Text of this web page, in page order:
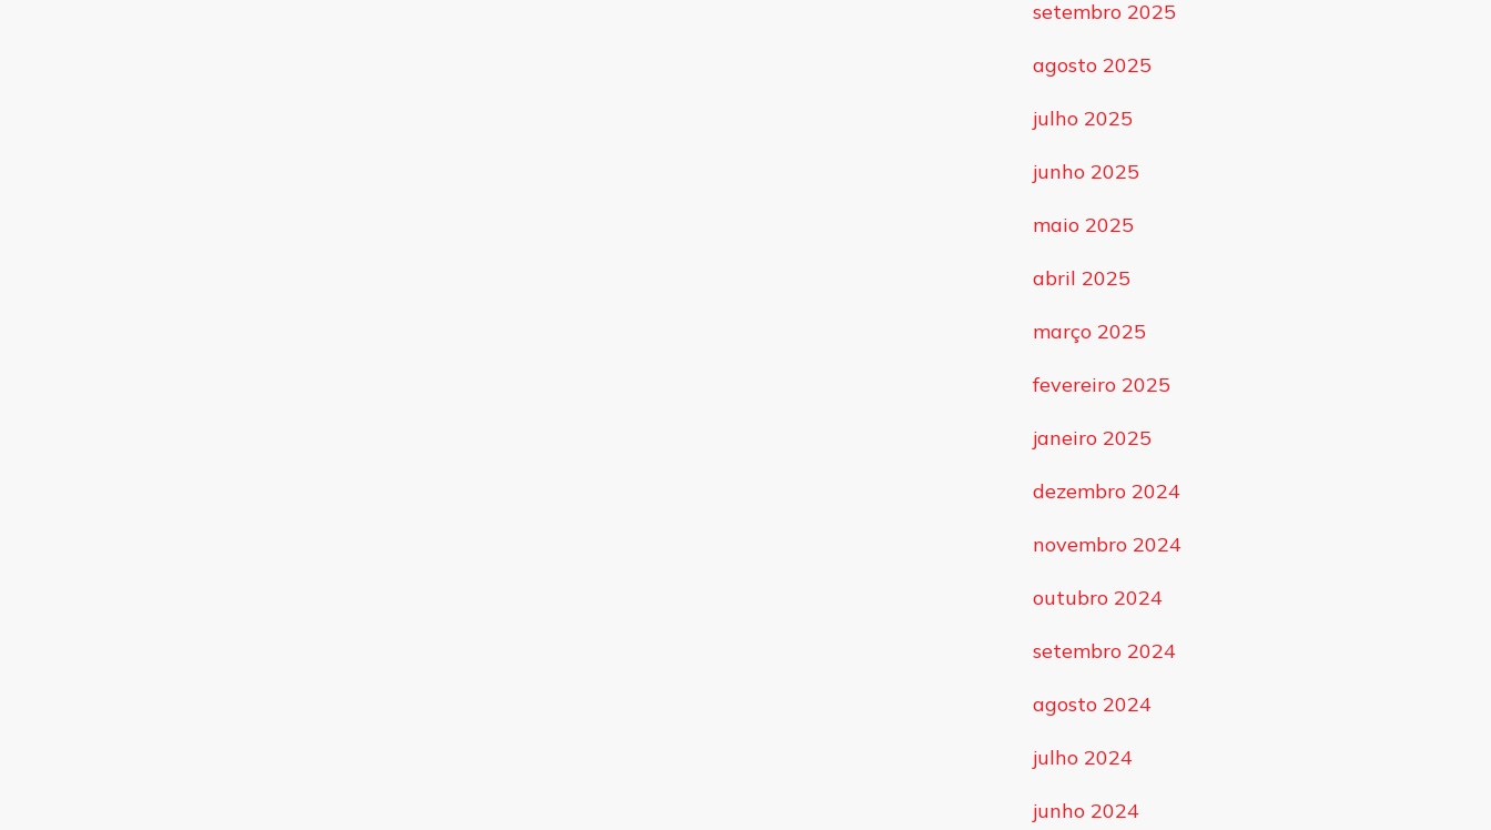
setembro 2025
agosto 2025
julho 2025
junho 2025
maio 2025
abril 2025
março 2025
fevereiro 2025
janeiro 2025
dezembro 2024
novembro 2024
outubro 2024
setembro 2024
agosto 2024
julho 2024
junho 2024